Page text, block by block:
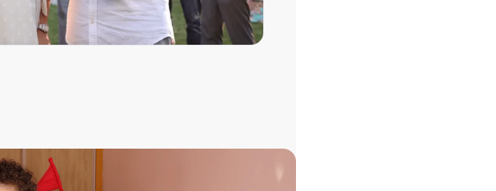
Video Engagement